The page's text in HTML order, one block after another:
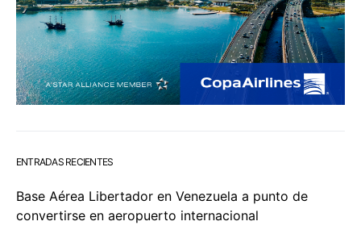
ENTRADAS RECIENTES
Base Aérea Libertador en Venezuela a punto de
convertirse en aeropuerto internacional